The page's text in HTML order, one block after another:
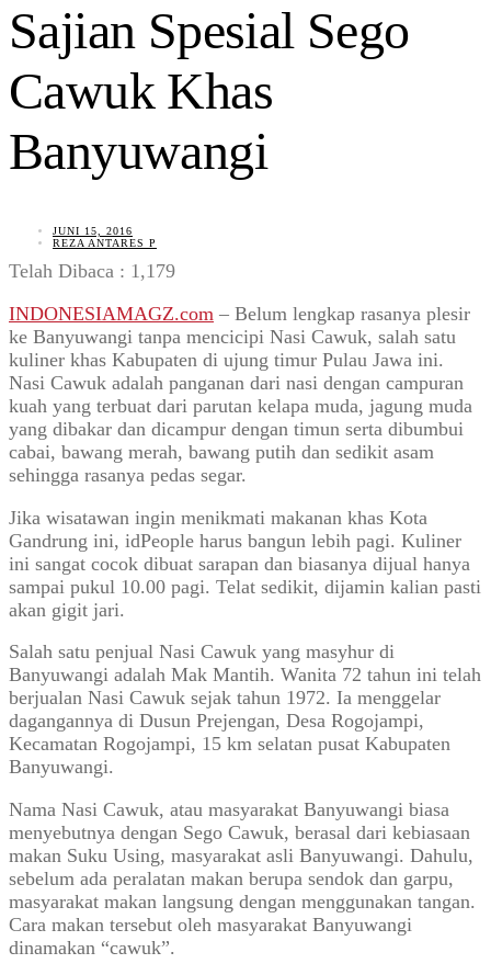
Sajian Spesial Sego
Cawuk Khas
Banyuwangi
JUNI 15, 2016
REZA ANTARES P
Telah Dibaca : 1,179
INDONESIAMAGZ.com – Belum lengkap rasanya plesir
ke Banyuwangi tanpa mencicipi Nasi Cawuk, salah satu
kuliner khas Kabupaten di ujung timur Pulau Jawa ini.
Nasi Cawuk adalah panganan dari nasi dengan campuran
kuah yang terbuat dari parutan kelapa muda, jagung muda
yang dibakar dan dicampur dengan timun serta dibumbui
cabai, bawang merah, bawang putih dan sedikit asam
sehingga rasanya pedas segar.
Jika wisatawan ingin menikmati makanan khas Kota
Gandrung ini, idPeople harus bangun lebih pagi. Kuliner
ini sangat cocok dibuat sarapan dan biasanya dijual hanya
sampai pukul 10.00 pagi. Telat sedikit, dijamin kalian pasti
akan gigit jari.
Salah satu penjual Nasi Cawuk yang masyhur di
Banyuwangi adalah Mak Mantih. Wanita 72 tahun ini telah
berjualan Nasi Cawuk sejak tahun 1972. Ia menggelar
dagangannya di Dusun Prejengan, Desa Rogojampi,
Kecamatan Rogojampi, 15 km selatan pusat Kabupaten
Banyuwangi.
Nama Nasi Cawuk, atau masyarakat Banyuwangi biasa
menyebutnya dengan Sego Cawuk, berasal dari kebiasaan
makan Suku Using, masyarakat asli Banyuwangi. Dahulu,
sebelum ada peralatan makan berupa sendok dan garpu,
masyarakat makan langsung dengan menggunakan tangan.
Cara makan tersebut oleh masyarakat Banyuwangi
dinamakan “cawuk”.